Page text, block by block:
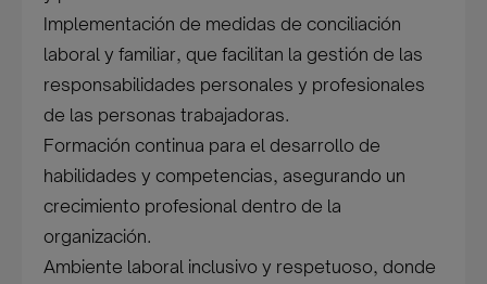
Implementación de medidas de conciliación
laboral y familiar, que facilitan la gestión de las
responsabilidades personales y profesionales
de las personas trabajadoras.
Formación continua para el desarrollo de
habilidades y competencias, asegurando un
crecimiento profesional dentro de la
organización.
Ambiente laboral inclusivo y respetuoso, donde